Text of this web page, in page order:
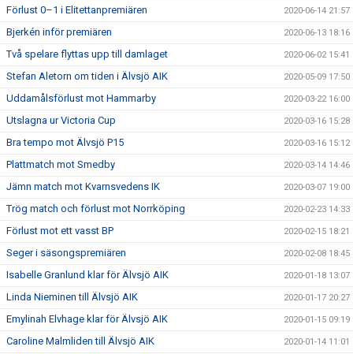
Förlust 0–1 i Elitettanpremiären 2020-06-14 21:57
Bjerkén inför premiären 2020-06-13 18:16
Två spelare flyttas upp till damlaget 2020-06-02 15:41
Stefan Aletorn om tiden i Älvsjö AIK 2020-05-09 17:50
Uddamålsförlust mot Hammarby 2020-03-22 16:00
Utslagna ur Victoria Cup 2020-03-16 15:28
Bra tempo mot Älvsjö P15 2020-03-16 15:12
Plattmatch mot Smedby 2020-03-14 14:46
Jämn match mot Kvarnsvedens IK 2020-03-07 19:00
Trög match och förlust mot Norrköping 2020-02-23 14:33
Förlust mot ett vasst BP 2020-02-15 18:21
Seger i säsongspremiären 2020-02-08 18:45
Isabelle Granlund klar för Älvsjö AIK 2020-01-18 13:07
Linda Nieminen till Älvsjö AIK 2020-01-17 20:27
Emylinah Elvhage klar för Älvsjö AIK 2020-01-15 09:19
Caroline Malmliden till Älvsjö AIK 2020-01-14 11:01